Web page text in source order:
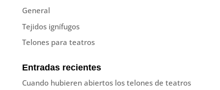
General
Tejidos ignífugos
Telones para teatros
Entradas recientes
Cuando hubieren abiertos los telones de teatros